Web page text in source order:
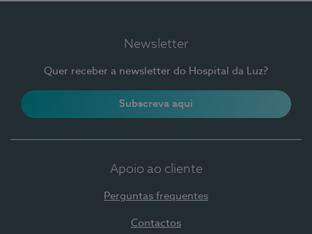
Newsletter
Quer receber a newsletter do Hospital da Luz?
Subscreva aqui
Apoio ao cliente
Perguntas frequentes
Contactos